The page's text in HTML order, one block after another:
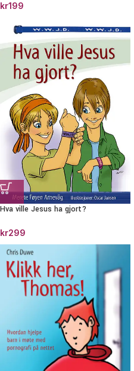
kr199
Hva ville Jesus ha gjort?
kr299